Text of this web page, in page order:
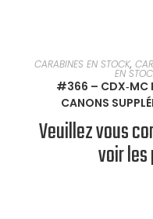
READ
CARABINES EN STOCK,
EN
#366 – CDX‑MC
CANONS
Veuillez vous
voir